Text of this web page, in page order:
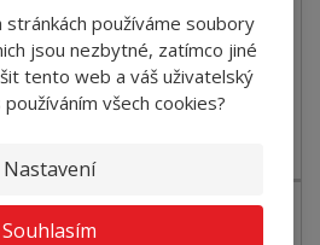
stránkách používáme soubory
jsou nezbytné, zatímco jiné
tento web a váš uživatelský
všech cookies?
Nastavení
Souhlasím
SKLADEM
Natura, se dodává v